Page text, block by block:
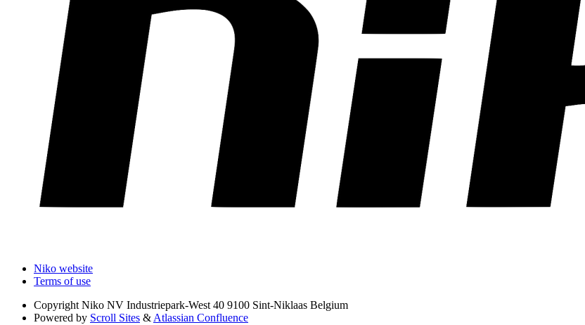
Niko website
Terms of use
Copyright Niko NV Industriepark-West 40 9100 Sint-Niklaas Belgium
Powered by Scroll Sites & Atlassian Confluence